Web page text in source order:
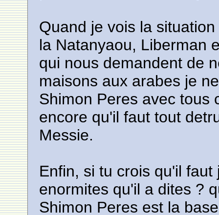
Quand je vois la
la Natanyaou, Liberman
qui nous demandent de
maisons aux arabes je
Shimon Peres avec tous
encore qu'il faut tout
Messie.
Enfin, si tu crois qu'il
enormites qu'il a dites ?
Shimon Peres est la